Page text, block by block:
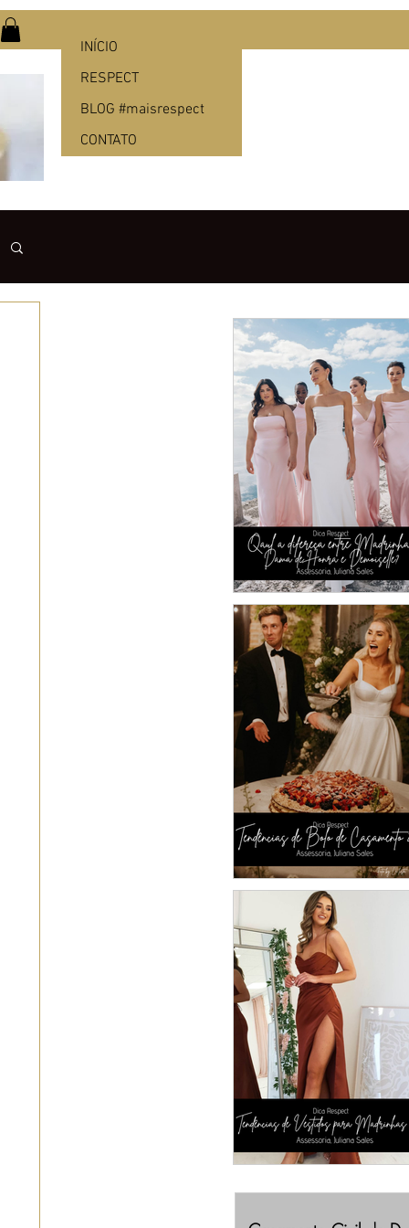
Qual a diferença
Madrinha,
Honra e
Tendências de
Casamento
INÍCIO
RESPECT
BLOG #maisrespect
CONTATO